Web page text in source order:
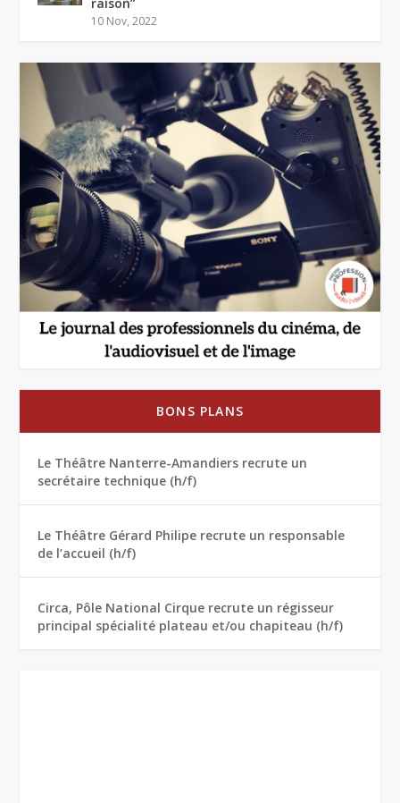
10 Nov, 2022
BONS PLANS
Le Théâtre Nanterre-Amandiers recrute un
secrétaire technique (h/f)
Le Théâtre Gérard Philipe recrute un responsable
de l’accueil (h/f)
Circa, Pôle National Cirque recrute un régisseur
principal spécialité plateau et/ou chapiteau (h/f)